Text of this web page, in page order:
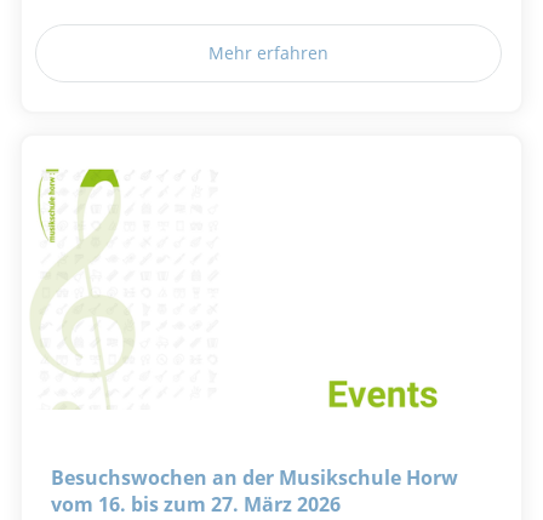
Mehr erfahren
Besuchswochen an der Musikschule Horw
vom 16. bis zum 27. März 2026